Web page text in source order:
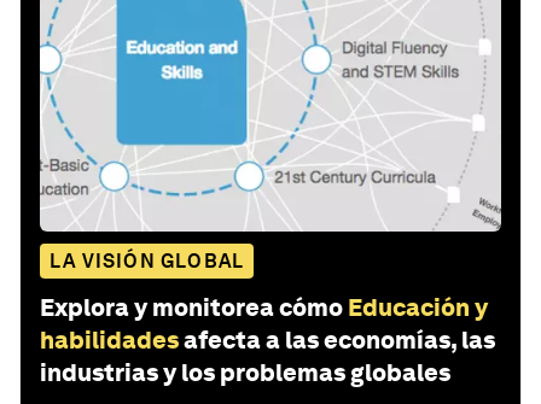
LA VISIÓN GLOBAL
Explora y monitorea cómo Educación y
habilidadesafecta a las economías, las
industrias y los problemas globales